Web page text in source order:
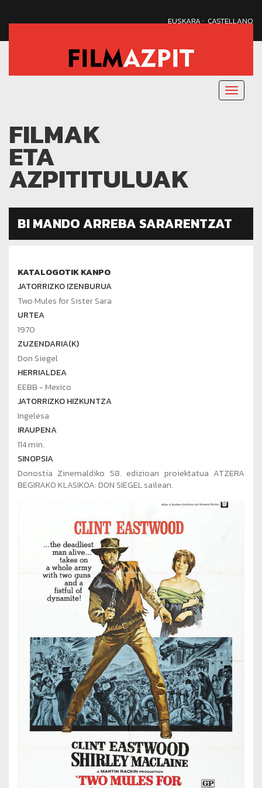
EUSKARA·CASTELLANO
Menu
FILMAK
ETA
AZPITITULUAK
BI MANDO ARREBA SARARENTZAT
KATALOGOTIK KANPO
JATORRIZKO IZENBURUA
Two Mules for Sister Sara
URTEA
1970
ZUZENDARIA(K)
Don Siegel
HERRIALDEA
EEBB - Mexico
JATORRIZKO HIZKUNTZA
Ingelesa
IRAUPENA
114 min.
SINOPSIA
Donostia Zinemaldiko 58. edizioan proiektatua ATZERA
BEGIRAKO KLASIKOA: DON SIEGEL sailean.